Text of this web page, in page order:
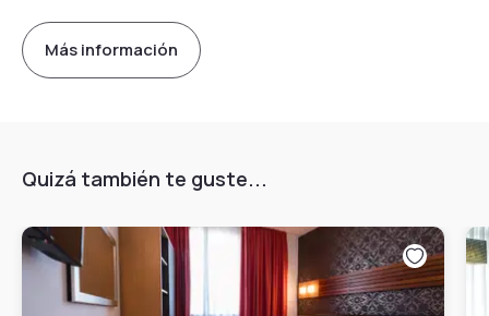
Más información
Quizá también te guste...